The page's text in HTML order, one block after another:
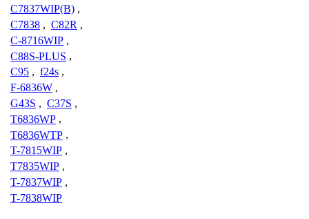
C7837WIP(B) ,
C7838 , C82R ,
C-8716WIP ,
C88S-PLUS ,
C95 , f24s ,
F-6836W ,
G43S , C37S ,
T6836WP ,
T6836WTP ,
T-7815WIP ,
T7835WIP ,
T-7837WIP ,
T-7838WIP